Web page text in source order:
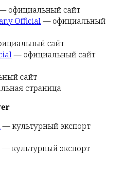
официальный сайт
Official— официальный
сайт
— официальный сайт
сайт
страница
— культурный экспорт
— культурный экспорт